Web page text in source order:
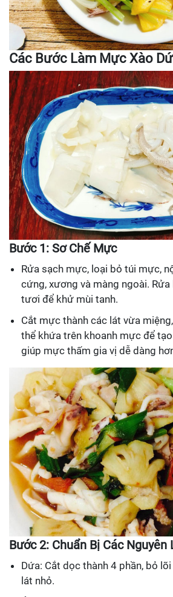
Các Bước Làm Mực Xào
Bước 1: Sơ Chế Mực
Rửa sạch mực, loại bỏ túi mực,
cứng, xương và màng ngoài.
tươi để khử mùi tanh.
Cắt mực thành các lát vừa
thể khứa trên khoanh mực để
giúp mực thấm gia vị dễ dàng
Bước 2: Chuẩn Bị Các Nguyên
Dứa: Cắt dọc thành 4 phần, bỏ
lát nhỏ.